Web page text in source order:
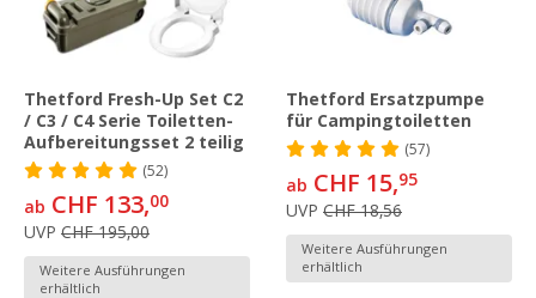
Thetford Fresh-Up Set C2
/ C3 / C4 Serie Toiletten-
Aufbereitungsset 2 teilig
(52)
ab CHF 133,00
UVP CHF 195,00
Weitere Ausführungen
erhältlich
Thetford Ersatzpumpe
für Campingtoiletten
(57)
ab CHF 15,95
UVP CHF 18,56
Weitere Ausführungen
erhältlich